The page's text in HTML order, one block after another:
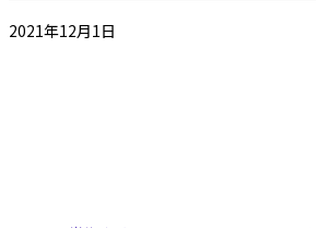
2021年12月1日